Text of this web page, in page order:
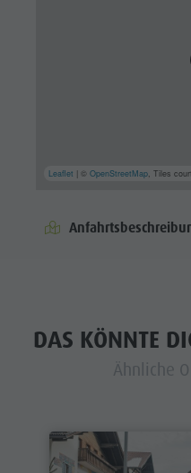
Leaflet | ©OpenStreetMap, Tiles
DAS KÖNNTE
Ähnliche